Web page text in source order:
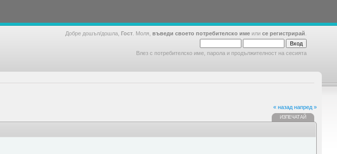
Добре дошъл/дошла, Гост . Моля, въведи своето потребителско име или се регистрирай
Влез с потребителско име, парола и продължителност на сесията
« назад напред »
ИЗПЕЧАТАЙ